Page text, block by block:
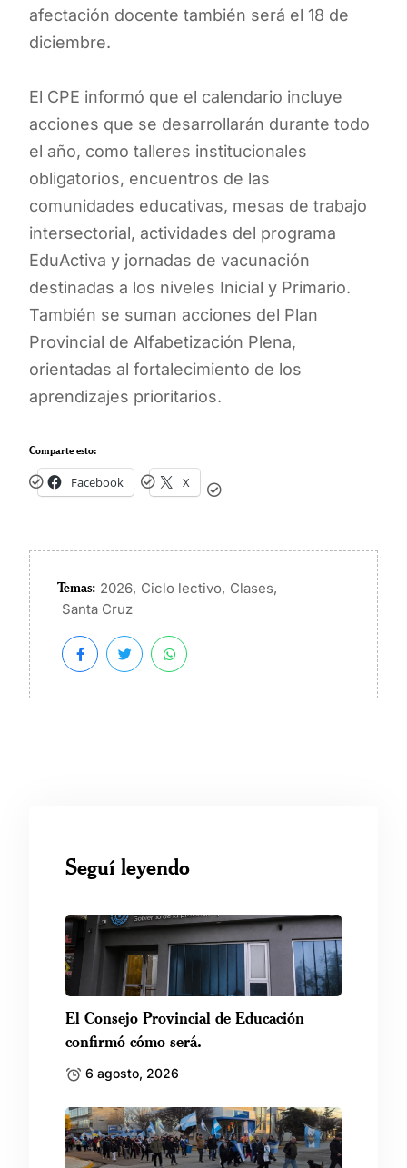
afectación docente también será el 18 de
diciembre.
El CPE informó que el calendario incluye
acciones que se desarrollarán durante todo
el año, como talleres institucionales
obligatorios, encuentros de las
comunidades educativas, mesas de trabajo
intersectorial, actividades del programa
EduActiva y jornadas de vacunación
destinadas a los niveles Inicial y Primario.
También se suman acciones del Plan
Provincial de Alfabetización Plena,
orientadas al fortalecimiento de los
aprendizajes prioritarios.
Comparte esto:
Facebook X
Temas: 2026, Ciclo lectivo, Clases,
Santa Cruz
Seguí leyendo
El Consejo Provincial de Educación
confirmó cómo será.
6 agosto, 2026